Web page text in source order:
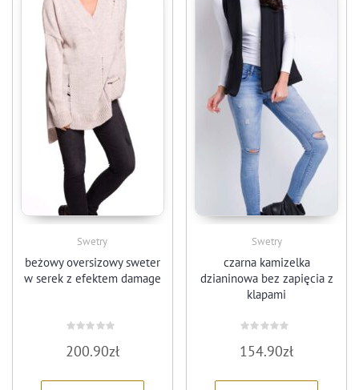
Swetry
beżowy oversizowy sweter
w serek z efektem damage
0
na
200.90zł
Swetry
czarna kamizelka
dzianinowa bez zapięcia z
klapami
0
na
154.90zł